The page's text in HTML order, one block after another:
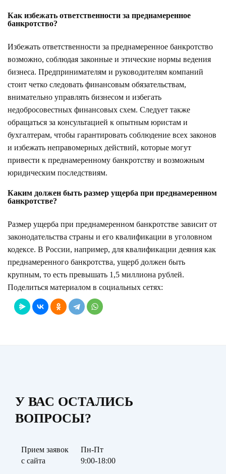
Как избежать ответственности за преднамеренное
банкротство?
Избежать ответственности за преднамеренное банкротство
возможно, соблюдая законные и этические нормы ведения
бизнеса. Предпринимателям и руководителям компаний
стоит четко следовать финансовым обязательствам,
внимательно управлять бизнесом и избегать
недобросовестных финансовых схем. Следует также
обращаться за консультацией к опытным юристам и
бухгалтерам, чтобы гарантировать соблюдение всех законов
и избежать неправомерных действий, которые могут
привести к преднамеренному банкротству и возможным
юридическим последствиям.
Каким должен быть размер ущерба при преднамеренном
банкротстве?
Размер ущерба при преднамеренном банкротстве зависит от
законодательства страны и его квалификации в уголовном
кодексе. В России, например, для квалификации деяния как
преднамеренного банкротства, ущерб должен быть
крупным, то есть превышать 1,5 миллиона рублей.
Поделиться материалом в социальных сетях:
У ВАС ОСТАЛИСЬ
ВОПРОСЫ?
Прием заявок
с сайта
Пн-Пт
9:00-18:00